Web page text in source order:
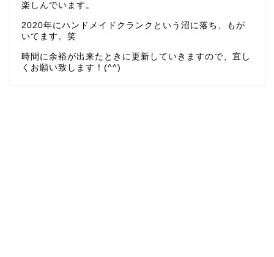
楽しんでいます。
2020年にハンドメイドクランクという沼に落ち、もが
いてます。笑
時間に余裕が出来たときに更新していきますので、宜し
くお願い致します！(^^)